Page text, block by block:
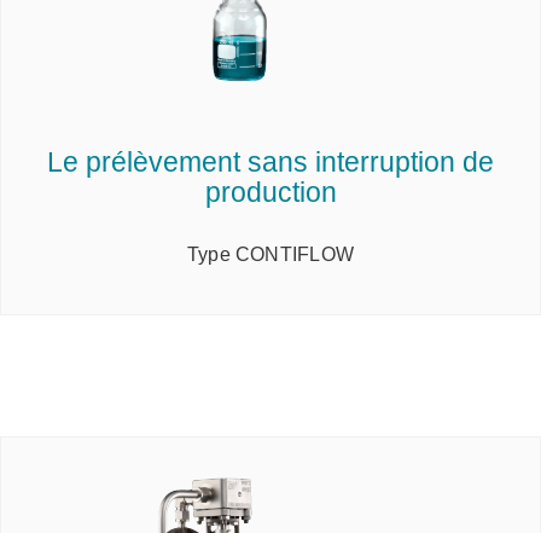
Le prélèvement sans interruption de
production
Type CONTIFLOW